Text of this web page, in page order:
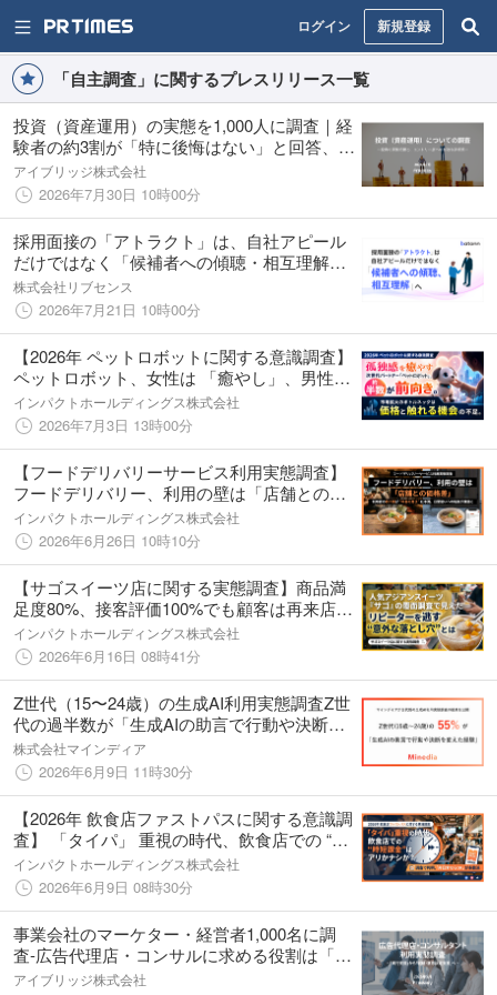
ログイン 新規登録
「自主調査」に関するプレスリリース一覧
投資（資産運用）の実態を1,000人に調査｜経
験者の約3割が「特に後悔はない」と回答、
「もっと早く始めればよかった」の声も
アイブリッジ株式会社
2026年7月30日 10時00分
採用面接の「アトラクト」は、自社アピール
だけではなく「候補者への傾聴・相互理解」
が重要であることが判明
株式会社リブセンス
2026年7月21日 10時00分
【2026年 ペットロボットに関する意識調査】
ペットロボット、女性は 「癒やし」、男性は
「最新ガジェット」 として注目。 一方、飼育
意向層の8割が予算5万円未満と回答、体験機
会の創出が急務に。
インパクトホールディングス株式会社
2026年7月3日 13時00分
【フードデリバリーサービス利用実態調査】
フードデリバリー、利用の壁は「店舗との価
格差」。利用者の約7割が “料金の高さ” に不
満、日常使いへの転換が課題に。
インパクトホールディングス株式会社
2026年6月26日 10時10分
【サゴスイーツ店に関する実態調査】商品満
足度80%、接客評価100%でも顧客は再来店し
ない？人気アジアンスイーツ 「サゴ」 の覆面
調査で見えた、リピーターを逃す “意外な落と
し穴” とは
インパクトホールディングス株式会社
2026年6月16日 08時41分
Z世代（15〜24歳）の生成AI利用実態調査Z世
代の過半数が「生成AIの助言で行動や決断を
変えた経験あり」、利用者の約6割が仕事・進
路の相談など自身に関わるテーマで生成AI活
用をしていることが明らかに
株式会社マインディア
2026年6月9日 11時30分
【2026年 飲食店ファストパスに関する意識調
査】 「タイパ」 重視の時代、飲食店での “時
短課金” はアリかナシか？ 調査で判明、「非
日常ならOK」 が多数派
インパクトホールディングス株式会社
2026年6月9日 08時30分
事業会社のマーケター・経営者1,000名に調
査-広告代理店・コンサルに求める役割は「実
行支援」に加え「戦略・意思決定支援」への
アイブリッジ株式会社